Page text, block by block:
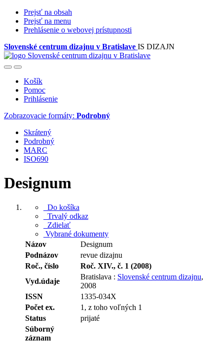
Prejsť na obsah
Prejsť na menu
Prehlásenie o webovej prístupnosti
Slovenské centrum dizajnu v Bratislave IS DIZAJN
Košík
Pomoc
Prihlásenie
Zobrazovacie formáty: Podrobný
Skrátený
Podrobný
MARC
ISO690
Designum
Do košíka
Trvalý odkaz
Zdielať
Vybrané dokumenty
Názov
Designum
Podnázov
revue dizajnu
Roč., číslo
Roč. XIV., č. 1 (2008)
Vyd.údaje
Bratislava : Slovenské centrum dizajnu,
2008
ISSN
1335-034X
Počet ex.
1, z toho voľných 1
Status
prijaté
Súborný
záznam